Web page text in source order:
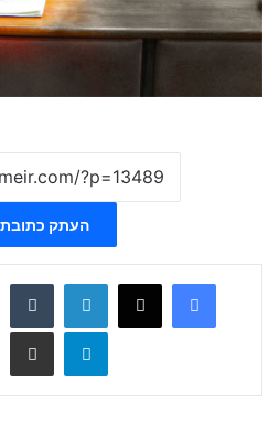
העתק כתובת url
X
Telegram